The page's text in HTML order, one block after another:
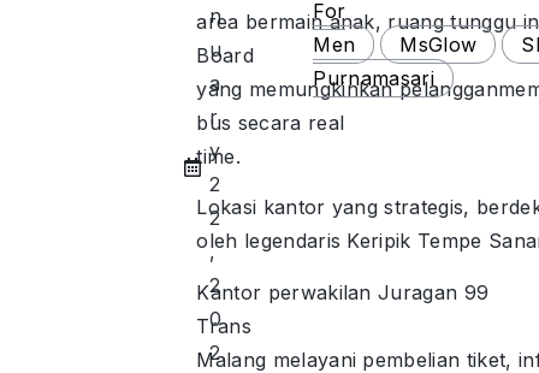
n
u
a
r
y
2
2
,
2
0
2
area bermain anak, ruang tunggu
Board
yang memungkinkan
bus secara real
time.
Lokasi kantor yang strategis,
oleh legendaris Keripik Tempe
Kantor perwakilan Juragan 99
Trans
Malang melayani pembelian tiket,
For
Men
MsGlow
Purnamasari